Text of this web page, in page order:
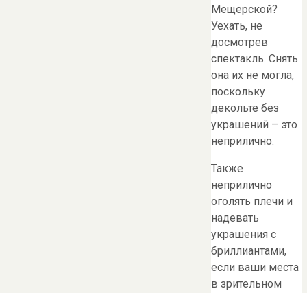
Мещерской?
Уехать, не
досмотрев
спектакль. Снять
она их не могла,
поскольку
декольте без
украшений – это
неприлично.
Также
неприлично
оголять плечи и
надевать
украшения с
бриллиантами,
если ваши места
в зрительном